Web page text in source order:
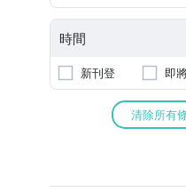
時間
新刊登 即
清除所有